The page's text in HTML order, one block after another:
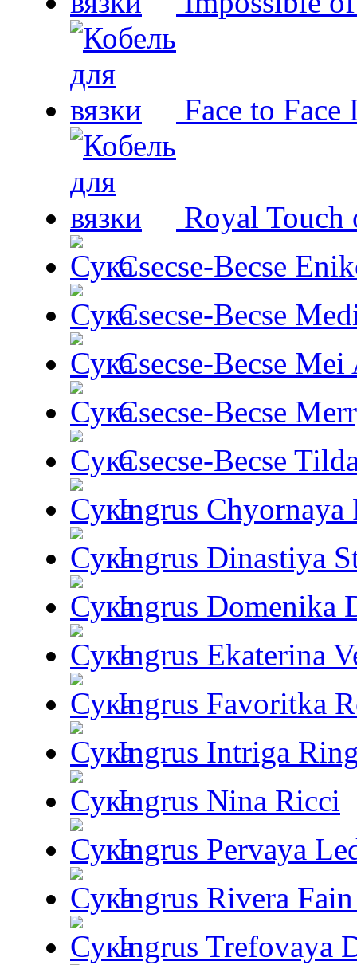
Face to
Royal Touch
Csecse-Becse
Csecse-Becse
Csecse-Becse Mei
Csecse-Becse
Csecse-Becse
Ingrus Chyornaya
Ingrus Dinastiya
Ingrus Domenika
Ingrus Ekaterina
Ingrus Favoritka
Ingrus Intriga
Ingrus Nina Ricci
Ingrus Pervaya
Ingrus Rivera
Ingrus Trefovaya